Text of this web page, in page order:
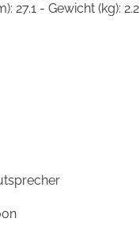
27.1 - Gewicht (kg): 2.2